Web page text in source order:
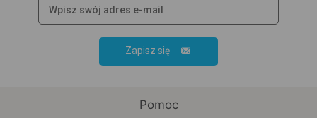
Zapisz się
Pomoc